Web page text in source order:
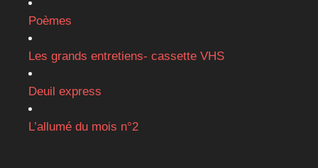
Poèmes
Les grands entretiens- cassette VHS
Deuil express
L’allumé du mois n°2